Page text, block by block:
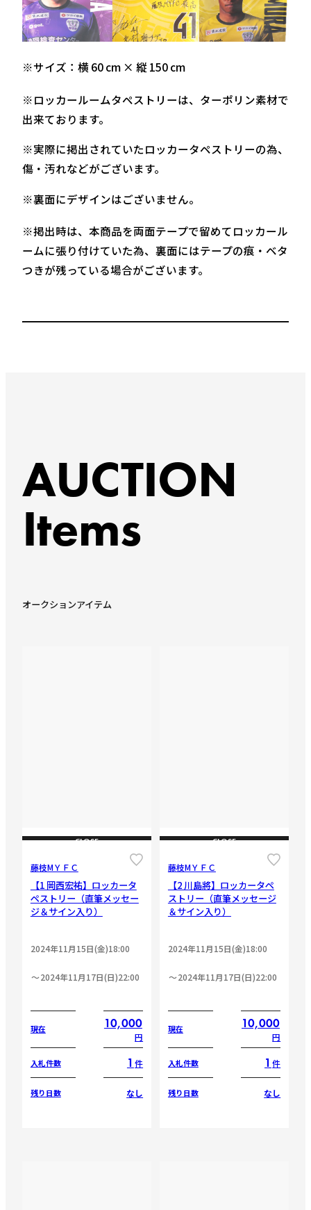
※サイズ：横 60 cm × 縦 150 cm
※ロッカールームタペストリーは、ターポリン素材で
出来ております。
※実際に掲出されていたロッカータペストリーの為、
傷・汚れなどがございます。
※裏面にデザインはございません。
※掲出時は、本商品を両面テープで留めてロッカール
ームに張り付けていた為、裏面にはテープの痕・ベタ
つきが残っている場合がございます。
AUCTION
Items
オークションアイテム
CLOSE
藤枝МＹＦＣ
【1 岡西宏祐】ロッカータ
ペストリー（直筆メッセー
ジ＆サイン入り）
2024年11月15日(金)18:00
2024年11月17日(日)22:00
現在 10,000
円
入札件数 1 件
残り日数 なし
CLOSE
藤枝МＹＦＣ
【2 川島將】ロッカータペ
ストリー（直筆メッセージ
＆サイン入り）
2024年11月15日(金)18:00
2024年11月17日(日)22:00
現在 10,000
円
入札件数 1 件
残り日数 なし